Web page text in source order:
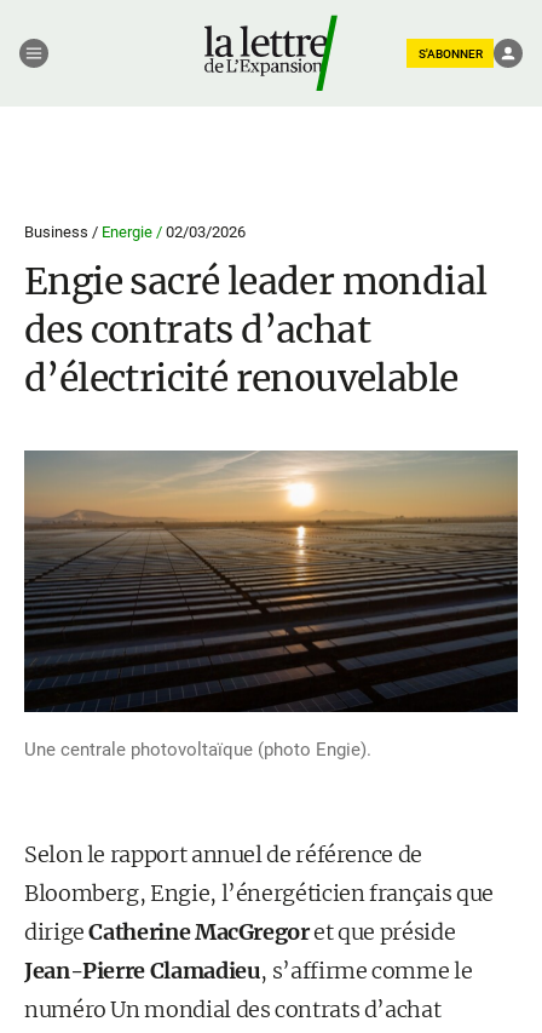
S'ABONNER
Business / Energie / 02/03/2026
Engie sacré leader mondial
des contrats d’achat
d’électricité renouvelable
Une centrale photovoltaïque (photo Engie).
Selon le rapport annuel de référence de
Bloomberg, Engie, l’énergéticien français que
dirigeCatherine MacGregoret que préside
Jean-Pierre Clamadieu, s’affirme comme le
numéro Un mondial des contrats d’achat